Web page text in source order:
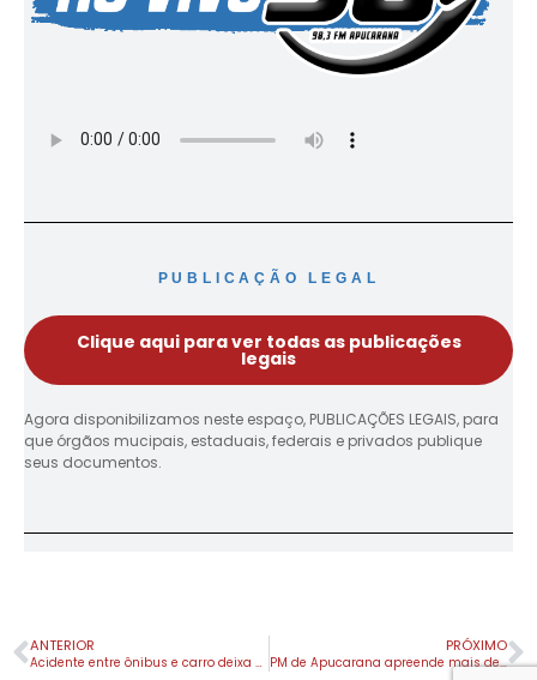
PUBLICAÇÃO LEGAL
Clique aqui para ver todas as publicações
legais
Agora disponibilizamos neste espaço, PUBLICAÇÕES LEGAIS, para
que órgãos mucipais, estaduais, federais e privados publique
seus documentos.
ANTERIOR
Acidente entre ônibus e carro deixa quatro mortos
PRÓXIMO
PM de Apucarana apreende mais de 1kg de maconha